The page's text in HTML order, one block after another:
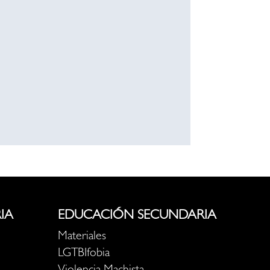
EDUCACIÓN SECUNDARIA
Materiales
LGTBIfobia